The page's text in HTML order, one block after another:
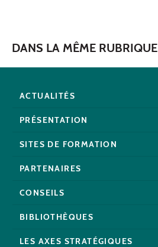
DANS LA MÊME RUBRIQUE
ACTUALITÉS
PRÉSENTATION
SITES DE FORMATION
PARTENAIRES
CONSEILS
BIBLIOTHÈQUES
LES AXES STRATÉGIQUES